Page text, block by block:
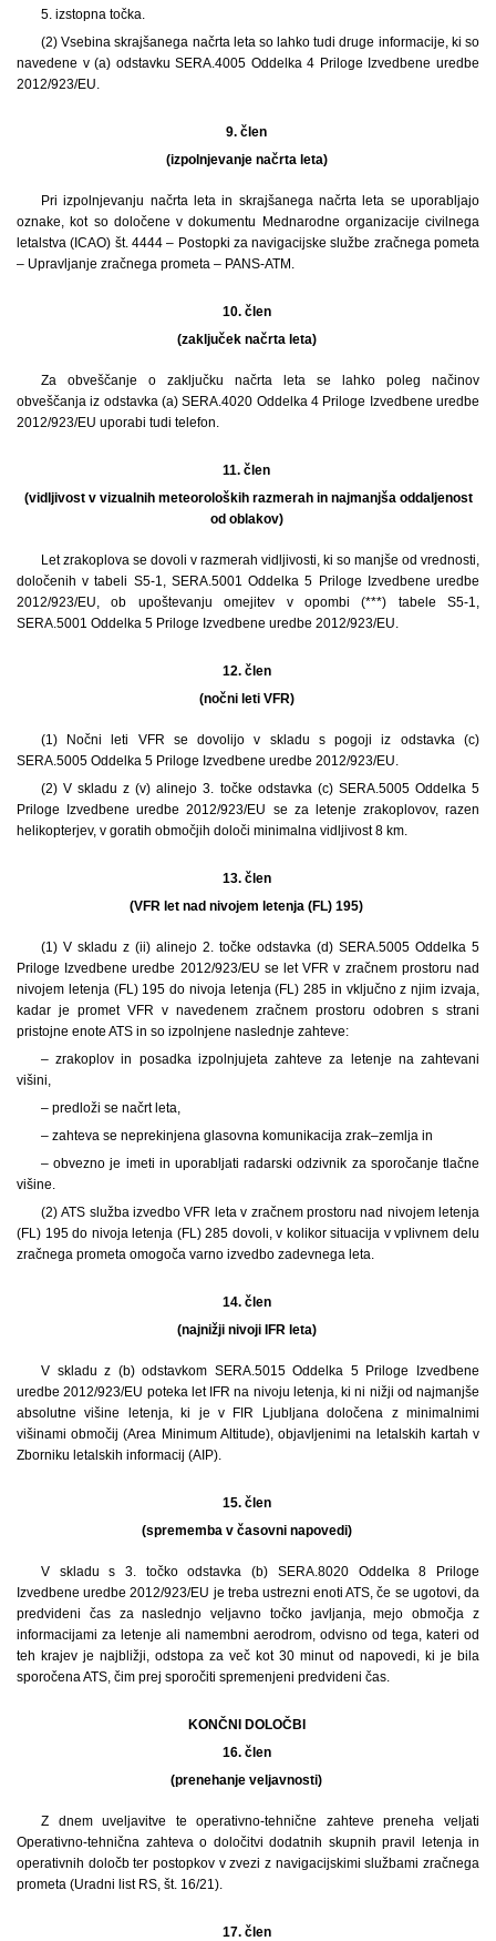
5. izstopna točka.
(2) Vsebina skrajšanega načrta leta so lahko tudi druge informacije, ki so
navedene v (a) odstavku SERA.4005 Oddelka 4 Priloge Izvedbene uredbe
2012/923/EU.
9. člen
(izpolnjevanje načrta leta)
Pri izpolnjevanju načrta leta in skrajšanega načrta leta se uporabljajo
oznake, kot so določene v dokumentu Mednarodne organizacije civilnega
letalstva (ICAO) št. 4444 – Postopki za navigacijske službe zračnega pometa
– Upravljanje zračnega prometa – PANS-ATM.
10. člen
(zaključek načrta leta)
Za obveščanje o zaključku načrta leta se lahko poleg načinov
obveščanja iz odstavka (a) SERA.4020 Oddelka 4 Priloge Izvedbene uredbe
2012/923/EU uporabi tudi telefon.
11. člen
(vidljivost v vizualnih meteoroloških razmerah in najmanjša oddaljenost
od oblakov)
Let zrakoplova se dovoli v razmerah vidljivosti, ki so manjše od vrednosti,
določenih v tabeli S5-1, SERA.5001 Oddelka 5 Priloge Izvedbene uredbe
2012/923/EU, ob upoštevanju omejitev v opombi (***) tabele S5-1,
SERA.5001 Oddelka 5 Priloge Izvedbene uredbe 2012/923/EU.
12. člen
(nočni leti VFR)
(1) Nočni leti VFR se dovolijo v skladu s pogoji iz odstavka (c)
SERA.5005 Oddelka 5 Priloge Izvedbene uredbe 2012/923/EU.
(2) V skladu z (v) alinejo 3. točke odstavka (c) SERA.5005 Oddelka 5
Priloge Izvedbene uredbe 2012/923/EU se za letenje zrakoplovov, razen
helikopterjev, v goratih območjih določi minimalna vidljivost 8 km.
13. člen
(VFR let nad nivojem letenja (FL) 195)
(1) V skladu z (ii) alinejo 2. točke odstavka (d) SERA.5005 Oddelka 5
Priloge Izvedbene uredbe 2012/923/EU se let VFR v zračnem prostoru nad
nivojem letenja (FL) 195 do nivoja letenja (FL) 285 in vključno z njim izvaja,
kadar je promet VFR v navedenem zračnem prostoru odobren s strani
pristojne enote ATS in so izpolnjene naslednje zahteve:
– zrakoplov in posadka izpolnjujeta zahteve za letenje na zahtevani
višini,
– predloži se načrt leta,
– zahteva se neprekinjena glasovna komunikacija zrak–zemlja in
– obvezno je imeti in uporabljati radarski odzivnik za sporočanje tlačne
višine.
(2) ATS služba izvedbo VFR leta v zračnem prostoru nad nivojem letenja
(FL) 195 do nivoja letenja (FL) 285 dovoli, v kolikor situacija v vplivnem delu
zračnega prometa omogoča varno izvedbo zadevnega leta.
14. člen
(najnižji nivoji IFR leta)
V skladu z (b) odstavkom SERA.5015 Oddelka 5 Priloge Izvedbene
uredbe 2012/923/EU poteka let IFR na nivoju letenja, ki ni nižji od najmanjše
absolutne višine letenja, ki je v FIR Ljubljana določena z minimalnimi
višinami območij (Area Minimum Altitude), objavljenimi na letalskih kartah v
Zborniku letalskih informacij (AIP).
15. člen
(sprememba v časovni napovedi)
V skladu s 3. točko odstavka (b) SERA.8020 Oddelka 8 Priloge
Izvedbene uredbe 2012/923/EU je treba ustrezni enoti ATS, če se ugotovi, da
predvideni čas za naslednjo veljavno točko javljanja, mejo območja z
informacijami za letenje ali namembni aerodrom, odvisno od tega, kateri od
teh krajev je najbližji, odstopa za več kot 30 minut od napovedi, ki je bila
sporočena ATS, čim prej sporočiti spremenjeni predvideni čas.
KONČNI DOLOČBI
16. člen
(prenehanje veljavnosti)
Z dnem uveljavitve te operativno-tehnične zahteve preneha veljati
Operativno-tehnična zahteva o določitvi dodatnih skupnih pravil letenja in
operativnih določb ter postopkov v zvezi z navigacijskimi službami zračnega
prometa (Uradni list RS, št. 16/21).
17. člen